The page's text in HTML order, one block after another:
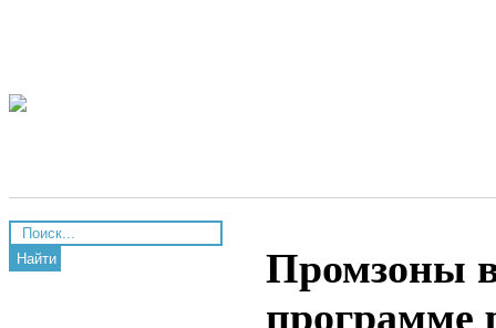
Найти
Промзоны
программе